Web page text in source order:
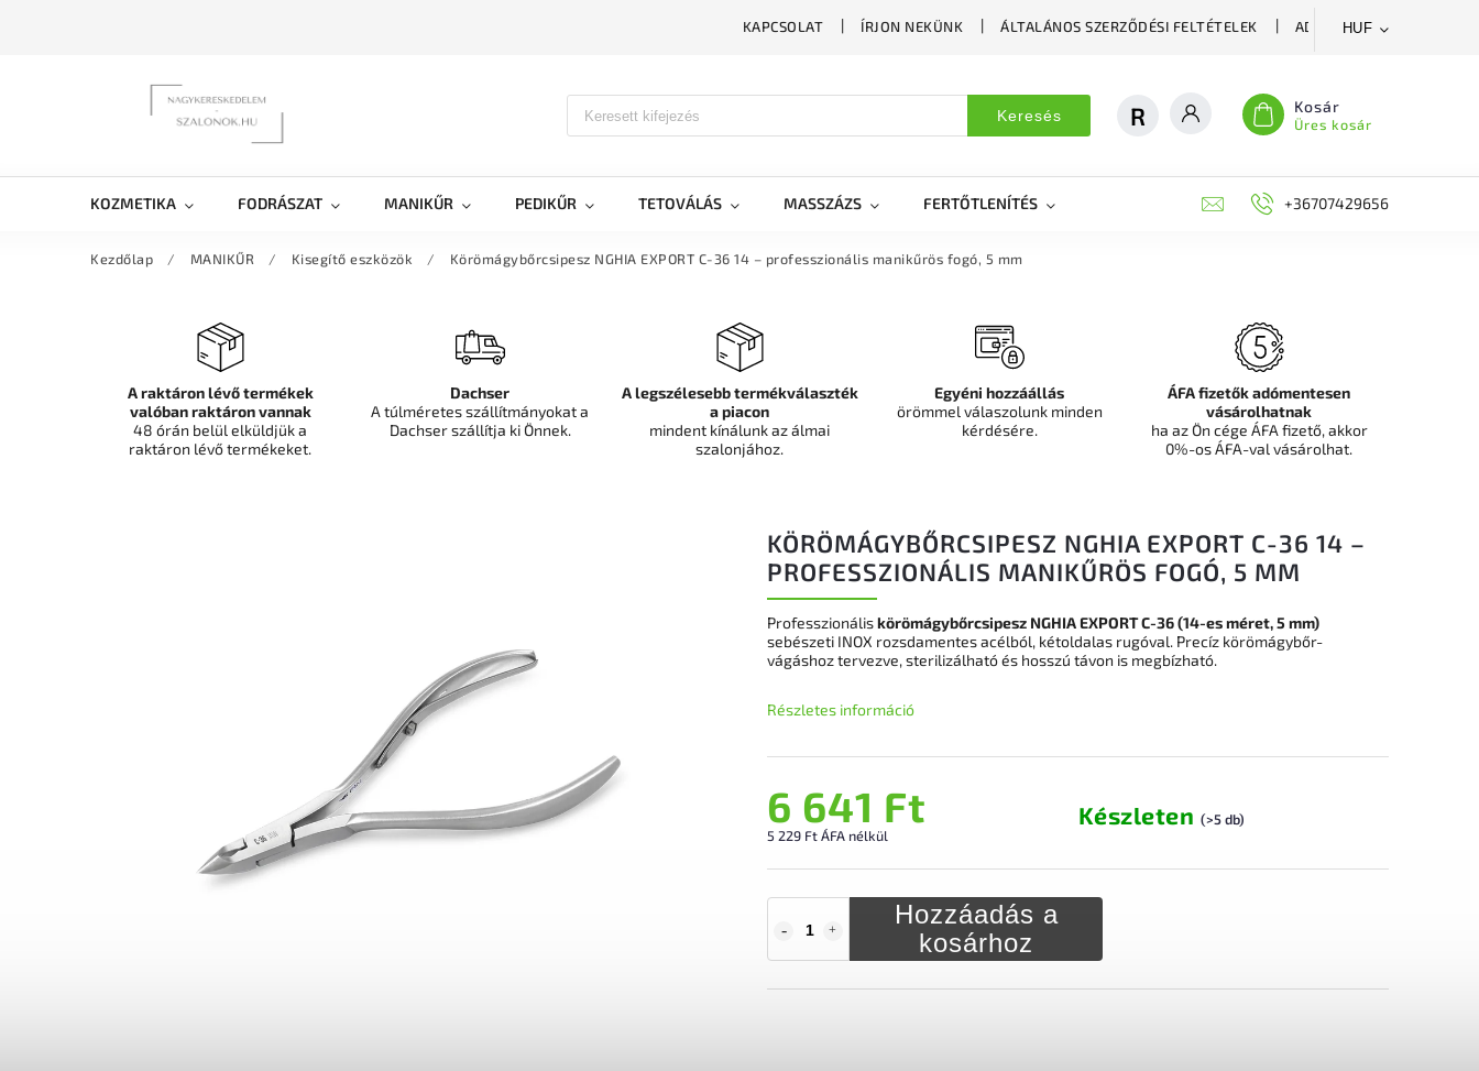
KAPCSOLAT ÍRJON NEKÜNK ÁLTALÁNOS SZERZŐDÉSI FELTÉTELEK ADATVÉDELMI
HUF
Keresés Kosár
Üres kosár
KOZMETIKA FODRÁSZAT MANIKŰR PEDIKŰR TETOVÁLÁS MASSZÁZS FERTŐTLENÍTÉS DEKORÁCIÓS FALPANEL, MŰNÖVÉNY FAL
+36707429656
Kezdőlap / MANIKŰR / Kisegítő eszközök / Körömágybőrcsipesz NGHIA EXPORT C-36 14 – professzionális manikűrös fogó, 5 mm
KÖRÖMÁGYBŐRCSIPESZ NGHIA EXPORT C-36 14 –
PROFESSZIONÁLIS MANIKŰRÖS FOGÓ, 5 MM
6 641 Ft
5 229 Ft ÁFA nélkül
Készleten (>5 db)
Hozzáadás a
kosárhoz
Professzionáliskörömágybőrcsipesz NGHIA EXPORT C-36 (14-es méret, 5 mm)
sebészeti INOX rozsdamentes acélból, kétoldalas rugóval. Precíz körömágybőr-
vágáshoz tervezve, sterilizálható és hosszú távon is megbízható.
Részletes információ
A raktáron lévő termékek
valóban raktáron vannak
48 órán belül elküldjük a
raktáron lévő termékeket.
Dachser
A túlméretes szállítmányokat a
Dachser szállítja ki Önnek.
A legszélesebb termékválaszték
a piacon
mindent kínálunk az álmai
szalonjához.
Egyéni hozzáállás
örömmel válaszolunk minden
kérdésére.
ÁFA fizetők adómentesen
vásárolhatnak
ha az Ön cége ÁFA fizető, akkor
0%-os ÁFA-val vásárolhat.